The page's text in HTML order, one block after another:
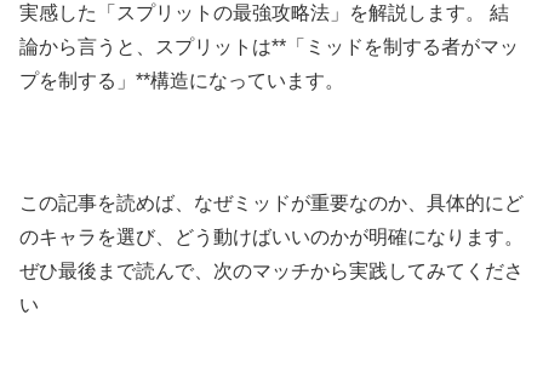
実感した「スプリットの最強攻略法」を解説します。 結
論から言うと、スプリットは**「ミッドを制する者がマッ
プを制する」**構造になっています。
この記事を読めば、なぜミッドが重要なのか、具体的にど
のキャラを選び、どう動けばいいのかが明確になります。
ぜひ最後まで読んで、次のマッチから実践してみてくださ
い